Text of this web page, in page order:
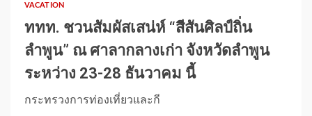
VACATION
ททท. ชวนสัมผัสเสน่ห์ “สีสันศิลป์ถิ่น
ลำพูน” ณ ศาลากลางเก่า จังหวัดลำพูน
ระหว่าง 23-28 ธันวาคม นี้
กระทรวงการท่องเที่ยวและกี